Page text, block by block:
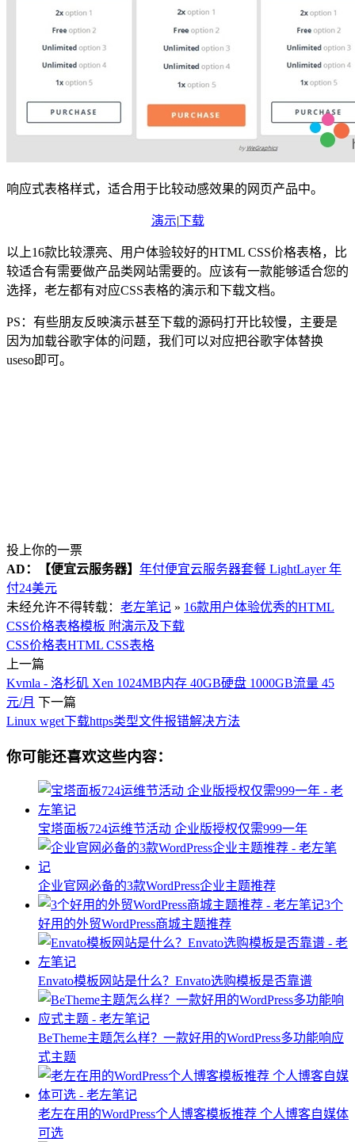
响应式表格样式，适合用于比较动感效果的网页产品中。
演示|下载
以上16款比较漂亮、用户体验较好的HTML CSS价格表格，比
较适合有需要做产品类网站需要的。应该有一款能够适合您的
选择，老左都有对应CSS表格的演示和下载文档。
PS：有些朋友反映演示甚至下载的源码打开比较慢，主要是
因为加载谷歌字体的问题，我们可以对应把谷歌字体替换
useso即可。
投上你的一票
AD：
【便宜云服务器】 年付便宜云服务器套餐 LightLayer 年
付24美元
未经允许不得转载： 老左笔记 » 16款用户体验优秀的HTML
CSS价格表格模板 附演示及下载
CSS价格表HTML CSS表格
上一篇
Kvmla - 洛杉矶 Xen 1024MB内存 40GB硬盘 1000GB流量 45
元/月 下一篇
Linux wget下载https类型文件报错解决方法
你可能还喜欢这些内容：
宝塔面板724运维节活动 企业版授权仅需999一年
企业官网必备的3款WordPress企业主题推荐
3个
好用的外贸WordPress商城主题推荐
Envato模板网站是什么？Envato选购模板是否靠谱
BeTheme主题怎么样？一款好用的WordPress多功能响应
式主题
老左在用的WordPress个人博客模板推荐 个人博客自媒体
可选